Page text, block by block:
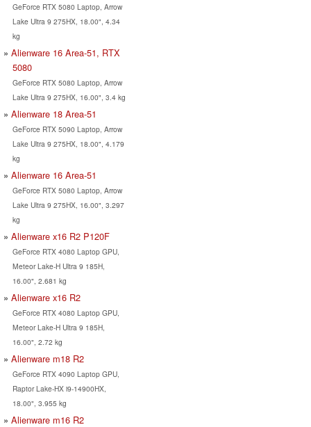
GeForce RTX 5080 Laptop, Arrow
Lake Ultra 9 275HX, 18.00", 4.34
kg
Alienware 16 Area-51, RTX
5080
GeForce RTX 5080 Laptop, Arrow
Lake Ultra 9 275HX, 16.00", 3.4 kg
Alienware 18 Area-51
GeForce RTX 5090 Laptop, Arrow
Lake Ultra 9 275HX, 18.00", 4.179
kg
Alienware 16 Area-51
GeForce RTX 5080 Laptop, Arrow
Lake Ultra 9 275HX, 16.00", 3.297
kg
Alienware x16 R2 P120F
GeForce RTX 4080 Laptop GPU,
Meteor Lake-H Ultra 9 185H,
16.00", 2.681 kg
Alienware x16 R2
GeForce RTX 4080 Laptop GPU,
Meteor Lake-H Ultra 9 185H,
16.00", 2.72 kg
Alienware m18 R2
GeForce RTX 4090 Laptop GPU,
Raptor Lake-HX i9-14900HX,
18.00", 3.955 kg
Alienware m16 R2